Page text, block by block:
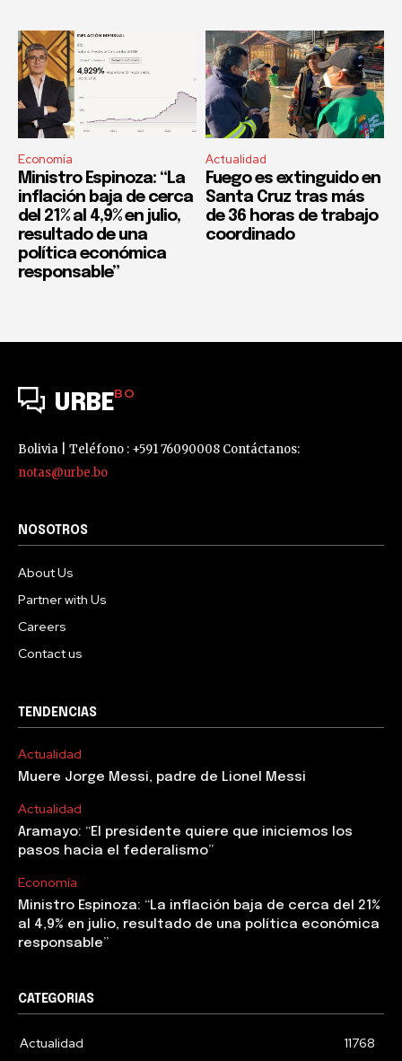
Economía
Ministro Espinoza: “La
inflación baja de cerca
del 21% al 4,9% en julio,
resultado de una
política económica
responsable”
Actualidad
Fuego es extinguido en
Santa Cruz tras más
de 36 horas de trabajo
coordinado
URBEBO
Bolivia | Teléfono : +591 76090008 Contáctanos:
notas@urbe.bo
NOSOTROS
About Us
Partner with Us
Careers
Contact us
TENDENCIAS
Actualidad
Muere Jorge Messi, padre de Lionel Messi
Actualidad
Aramayo: “El presidente quiere que iniciemos los
pasos hacia el federalismo”
Economía
Ministro Espinoza: “La inflación baja de cerca del 21%
al 4,9% en julio, resultado de una política económica
responsable”
CATEGORIAS
Actualidad 11768